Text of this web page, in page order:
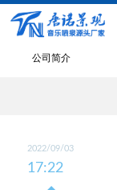
公司简介
2022/09/03
17:22